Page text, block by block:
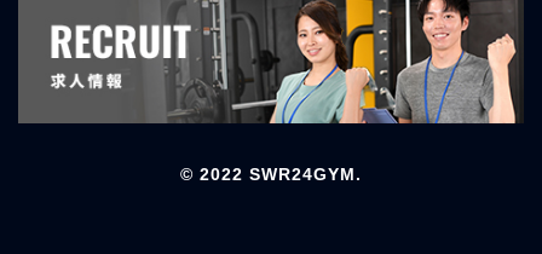
© 2022 SWR24GYM.